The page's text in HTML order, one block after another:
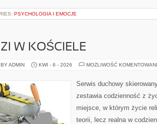
PSYCHOLOGIA I EMOCJE
W KOŚCIELE
ADMIN KWI - 6 - 2026 MOŻLIWOŚĆ
Serwis duchowy
zestawia codzienność z
miejsce, w którym życie
teorii, lecz realna w